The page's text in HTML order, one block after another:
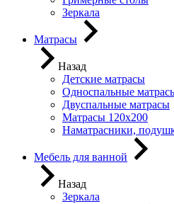
Зеркала
Матрасы
Назад
Детские матрасы
Односпальные
Двуспальные матрасы
Матрасы 120х200
Наматрасники,
Мебель для ванной
Назад
Зеркала